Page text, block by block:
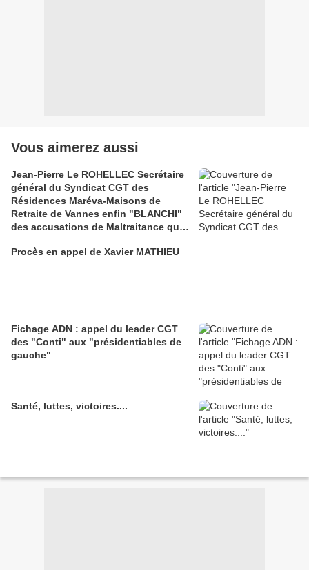
Vous aimerez aussi
Jean-Pierre Le ROHELLEC Secrétaire
général du Syndicat CGT des
Résidences Maréva-Maisons de
Retraite de Vannes enfin "BLANCHI"
des accusations de Maltraitance qui
Procès en appel de Xavier MATHIEU
Fichage ADN : appel du leader CGT
des "Conti" aux "présidentiables de
gauche"
Santé, luttes, victoires....